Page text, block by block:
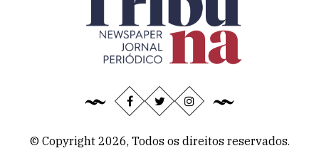
© Copyright 2026, Todos os direitos reservados.